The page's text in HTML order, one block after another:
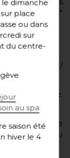
les jaunes
un linge à 50°
/ beurre /
au beurre.
oignons entre
à sécher au
le dimanche
place
ou dans
sur
du centre-
au spa
saison été
hiver le 4